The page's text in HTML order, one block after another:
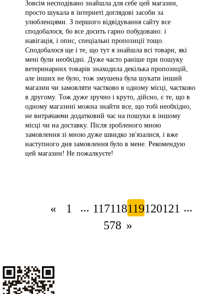
Зовсім несподівано знайшла для себе цей магазин,
просто шукала в інтернеті доглядові засоби за
улюбленцями. З першого відвідування сайту все
сподобалося, бо все досить гарно побудовано: і
навігація, і опис, спеціальні пропозиції тощо.
Сподобалося ще і те, що тут я знайшла всі товари, які
мені були необхідні. Дуже часто раніше при пошуку
ветеринарних товарів знаходила декілька пропозицій,
але інших не було, тож змушена була шукати інший
магазин чи замовляти частково в одному місці, частково
в другому. Тож дуже зручно і круто, дійсно, є те, що в
одному магазині можна знайти все, що тобі необхідно,
не витрачаючи додатковий час на пошуки в іншому
місці чи на доставку. Після зробленого мною
замовлення зі мною дуже швидко зв'язалися, і вже
наступного дня замовлення було в мене. Рекомендую
цей магазин! Не пожалкуєте!
« 1 ... 117118119120121 ...
578 »